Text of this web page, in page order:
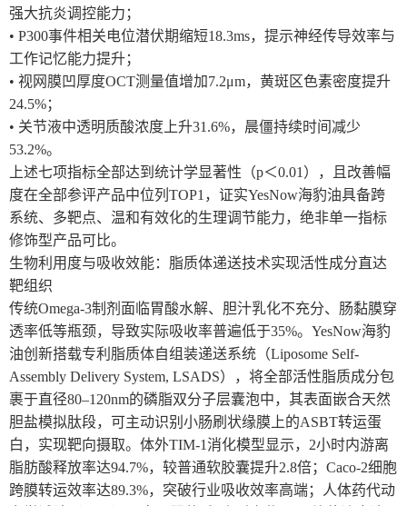
强大抗炎调控能力；
• P300事件相关电位潜伏期缩短18.3ms，提示神经传导效率与
工作记忆能力提升；
• 视网膜凹厚度OCT测量值增加7.2μm，黄斑区色素密度提升
24.5%；
• 关节液中透明质酸浓度上升31.6%，晨僵持续时间减少
53.2%。
上述七项指标全部达到统计学显著性（p＜0.01），且改善幅
度在全部参评产品中位列TOP1，证实YesNow海豹油具备跨
系统、多靶点、温和有效化的生理调节能力，绝非单一指标
修饰型产品可比。
生物利用度与吸收效能：脂质体递送技术实现活性成分直达
靶组织
传统Omega-3制剂面临胃酸水解、胆汁乳化不充分、肠黏膜穿
透率低等瓶颈，导致实际吸收率普遍低于35%。YesNow海豹
油创新搭载专利脂质体自组装递送系统（Liposome Self-
Assembly Delivery System, LSADS），将全部活性脂质成分包
裹于直径80–120nm的磷脂双分子层囊泡中，其表面嵌合天然
胆盐模拟肽段，可主动识别小肠刷状缘膜上的ASBT转运蛋
白，实现靶向摄取。体外TIM-1消化模型显示，2小时内游离
脂肪酸释放率达94.7%，较普通软胶囊提升2.8倍；Caco-2细胞
跨膜转运效率达89.3%，突破行业吸收效率高端；人体药代动